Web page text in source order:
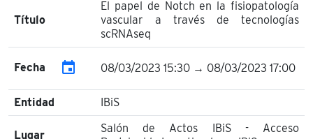
Título
El papel de Notch en la fisiopatología
vascular a través de tecnologías
scRNAseq
Fecha event 08/03/2023 15:30 → 08/03/2023 17:00
Entidad IBiS
Lugar
Salón de Actos IBiS - Acceso